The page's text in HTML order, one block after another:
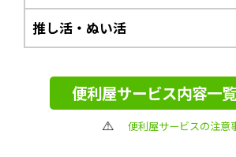
推し活・ぬい活
便利屋サービス内容一
便利屋サービスの注意